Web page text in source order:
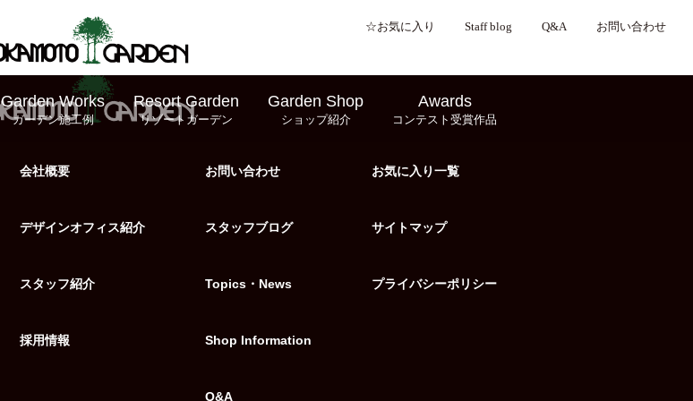
☆お気に入り Staff blog Q&A お問い合わせ
Garden Works
ガーデン施工例
Resort Garden
リゾートガーデン
Garden Shop
ショップ紹介
Awards
コンテスト受賞作品
会社概要
デザインオフィス紹介
スタッフ紹介
採用情報
お問い合わせ
スタッフブログ
Topics・News
Shop Information
Q&A
お気に入り一覧
サイトマップ
プライバシーポリシー